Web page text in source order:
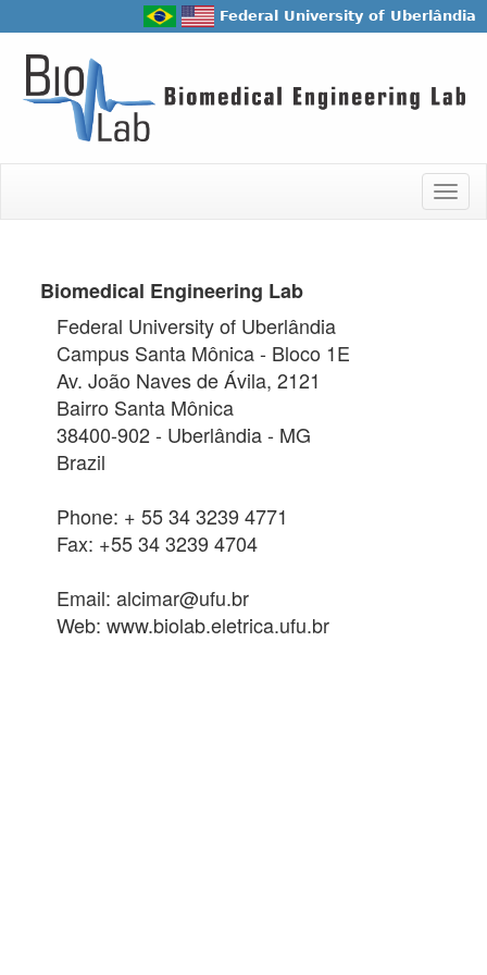
Federal University of Uberlândia
Biomedical Engineering Lab
Federal University of Uberlândia
Campus Santa Mônica - Bloco 1E
Av. João Naves de Ávila, 2121
Bairro Santa Mônica
38400-902 - Uberlândia - MG
Brazil
Phone: + 55 34 3239 4771
Fax: +55 34 3239 4704
Email: alcimar@ufu.br
Web: www.biolab.eletrica.ufu.br